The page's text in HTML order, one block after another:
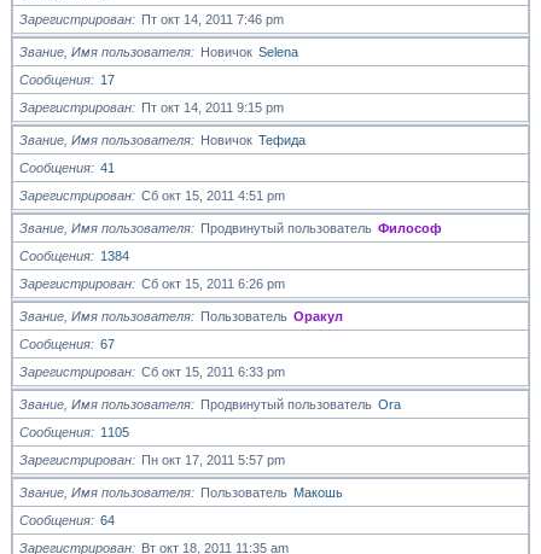
Зарегистрирован
Пт окт 14, 2011 7:46 pm
Звание, Имя пользователя Новичок Selena
Сообщения
17
Зарегистрирован
Пт окт 14, 2011 9:15 pm
Звание, Имя пользователя Новичок Тефида
Сообщения
41
Зарегистрирован
Сб окт 15, 2011 4:51 pm
Звание, Имя пользователя Продвинутый пользователь Философ
Сообщения
1384
Зарегистрирован
Сб окт 15, 2011 6:26 pm
Звание, Имя пользователя Пользователь Оракул
Сообщения
67
Зарегистрирован
Сб окт 15, 2011 6:33 pm
Звание, Имя пользователя Продвинутый пользователь Ora
Сообщения
1105
Зарегистрирован
Пн окт 17, 2011 5:57 pm
Звание, Имя пользователя Пользователь Макошь
Сообщения
64
Зарегистрирован
Вт окт 18, 2011 11:35 am